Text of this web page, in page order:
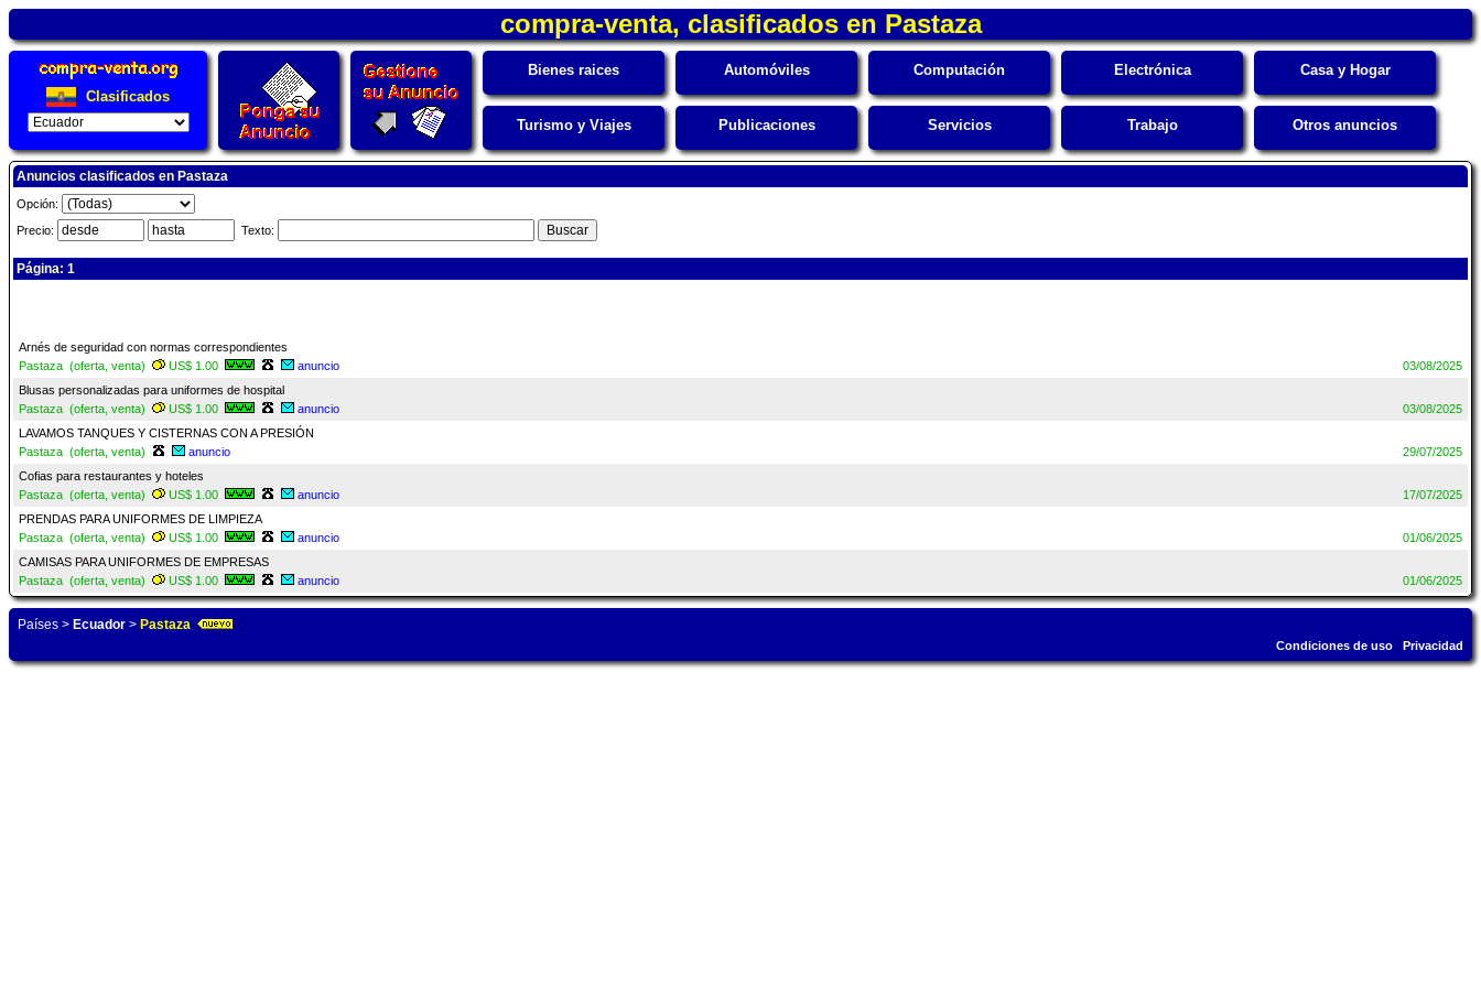
compra-venta, clasificados en Pastaza
Clasificados
Bienes raices Automóviles Computación Electrónica Casa y Hogar
Turismo y Viajes Publicaciones Servicios Trabajo Otros anuncios
Anuncios clasificados en Pastaza
Opción:
Precio:
Texto:
Página: 1
Arnés de seguridad con normas correspondientes
Pastaza (oferta, venta)
US$ 1.00 anuncio
03/08/2025
Blusas personalizadas para uniformes de hospital
Pastaza (oferta, venta)
US$ 1.00 anuncio
03/08/2025
LAVAMOS TANQUES Y CISTERNAS CON A PRESIÓN
Pastaza (oferta, venta)
anuncio
29/07/2025
Cofias para restaurantes y hoteles
Pastaza (oferta, venta)
US$ 1.00 anuncio
17/07/2025
PRENDAS PARA UNIFORMES DE LIMPIEZA
Pastaza (oferta, venta)
US$ 1.00 anuncio
01/06/2025
CAMISAS PARA UNIFORMES DE EMPRESAS
Pastaza (oferta, venta)
US$ 1.00 anuncio 01/06/2025
Países > Ecuador > Pastaza
Condiciones de uso Privacidad